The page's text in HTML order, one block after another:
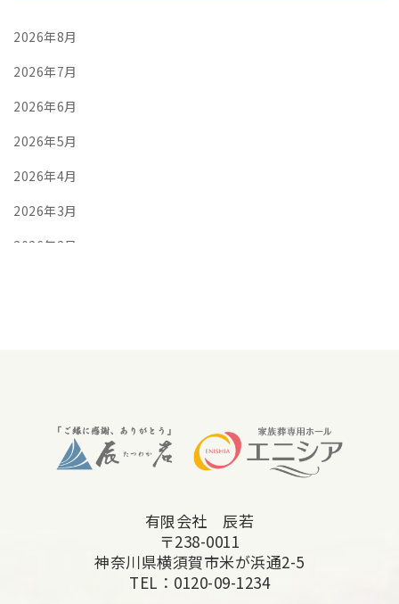
2026年8月
2026年7月
2026年6月
2026年5月
2026年4月
2026年3月
2026年2月
2025年8月
有限会社 辰若
〒238-0011
神奈川県横須賀市米が浜通2-5
TEL： 0120-09-1234